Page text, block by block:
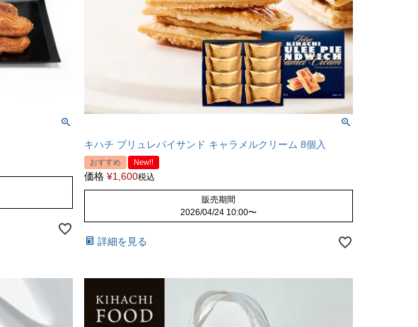
キハチ ブリュレパイサンド キャラメルクリーム 8個入
おすすめ New!!
価格 ¥1,600税込
販売期間
2026/04/24 10:00〜
詳細を見る